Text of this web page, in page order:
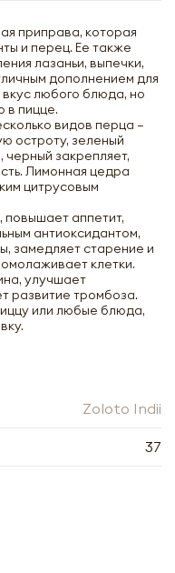
приправа, которая
и перец. Ее также
лазаньи, выпечки,
дополнением для
любого блюда, но
в пицце.
видов перца –
остроту, зеленый
черный закрепляет,
Лимонная цедра
цитрусовым
аппетит,
антиоксидантом,
замедляет старение и
клетки.
улучшает
развитие тромбоза.
или любые блюда,
Zoloto Indii
37